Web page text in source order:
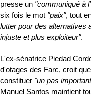
presse un "communiqué à
six fois le mot "paix", tout
lutter pour des alternatives
injuste et plus exploiteur".
L'ex-sénatrice Piedad
d'otages des Farc, croit
constituer "un pas
Manuel Santos maintient